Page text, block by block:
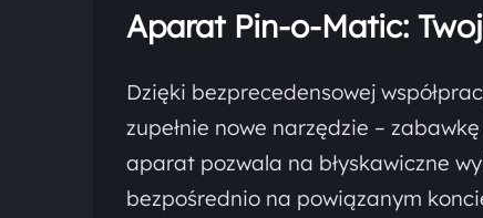
Aparat Pin-o-Matic:
Dzięki bezprecedensowej
zupełnie nowe narzędzie –
aparat pozwala na błyskawiczne
bezpośrednio na powiązanym